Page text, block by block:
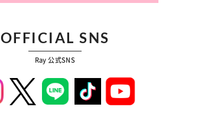
OFFICIAL SNS
Ray 公式SNS